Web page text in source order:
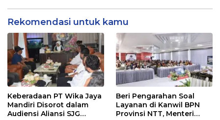
Rekomendasi untuk kamu
Keberadaan PT Wika Jaya
Mandiri Disorot dalam
Audiensi Aliansi SJG
Beri Pengarahan Soal
Layanan di Kanwil BPN
Provinsi NTT, Menteri